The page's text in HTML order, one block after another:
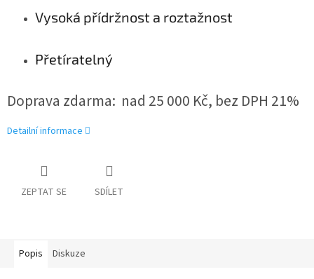
Vysoká přídržnost a roztažnost
Přetíratelný
Doprava zdarma: nad 25 000 Kč, bez DPH 21%
Detailní informace
ZEPTAT SE SDÍLET
Popis Diskuze